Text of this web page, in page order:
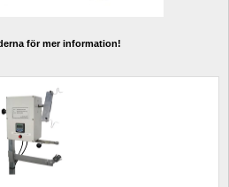
för mer information!